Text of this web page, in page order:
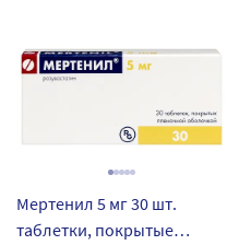
Мертенил 5 мг 30 шт.
таблетки, покрытые